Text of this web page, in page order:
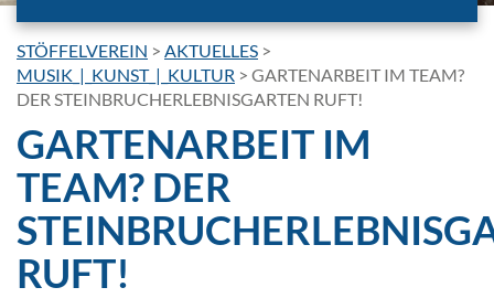
STÖFFELVEREIN > AKTUELLES >
MUSIK_|_KUNST_|_KULTUR > GARTENARBEIT IM TEAM?
DER STEINBRUCHERLEBNISGARTEN RUFT!
GARTENARBEIT IM
TEAM? DER
RUFT!